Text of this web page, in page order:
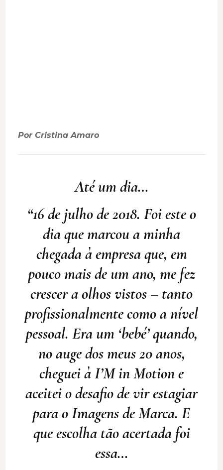
Por Cristina Amaro
Até um dia…
“16 de julho de 2018. Foi este o
dia que marcou a minha
chegada à empresa que, em
pouco mais de um ano, me fez
crescer a olhos vistos – tanto
profissionalmente como a nível
pessoal. Era um ‘bebé’ quando,
no auge dos meus 20 anos,
cheguei à I’M in Motion e
aceitei o desafio de vir estagiar
para o Imagens de Marca. E
que escolha tão acertada foi
essa…